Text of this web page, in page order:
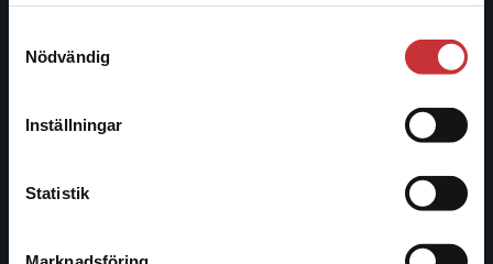
Nödvändig
Inställningar
Statistik
studentlitteratur.se via en enhet utanför Sverige.
Vi erbjuder inte leveranser utanför Sverige. För
att kunna slutföra ett köp måste
informationstjänster i utbudet, finns Studentlitteratur med
Kontakta oss
Kontakta oss